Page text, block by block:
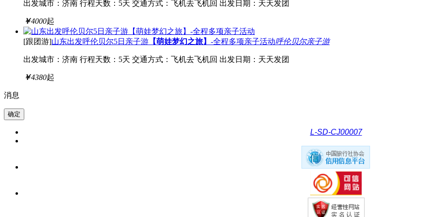
出发城市：济南 行程天数：5天 交通方式：飞机去飞机回 出发日期：天天发团
￥4000起
[跟团游]山东出发呼伦贝尔5日亲子游 【萌娃梦幻之旅】 -全程多项亲子活动呼伦贝尔亲子游
出发城市：济南 行程天数：5天 交通方式：飞机去飞机回 出发日期：天天发团
￥4380起
消息
L-SD-CJ00007